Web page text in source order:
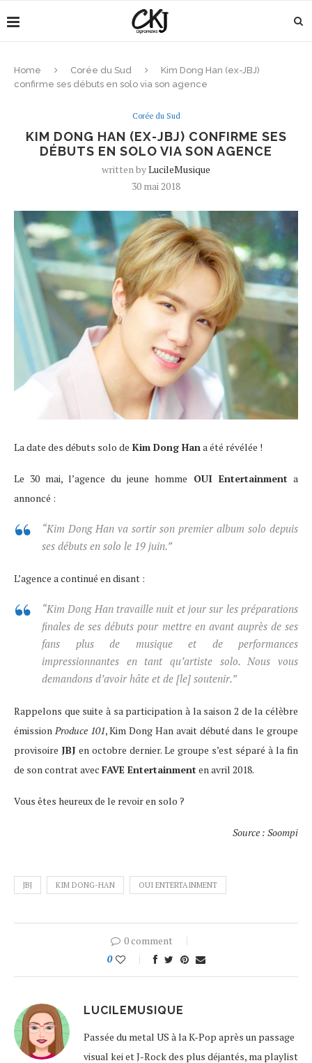
Home Corée du Sud
Kim Dong Han (ex-JBJ)
confirme ses débuts en solo via son agence
Corée du Sud
KIM DONG HAN (EX-JBJ) CONFIRME SES
DÉBUTS EN SOLO VIA SON AGENCE
written byLucileMusique
30 mai 2018
La date des débuts solo de Kim Dong Hana été révélée !
Le 30 mai, l’agence du jeune homme OUI Entertainment a
annoncé :
“Kim Dong Han va sortir son premier album solo depuis
ses débuts en solo le 19 juin.”
L’agence a continué en disant :
“Kim Dong Han travaille nuit et jour sur les préparations
finales de ses débuts pour mettre en avant auprès de ses
fans plus de musique et de performances
impressionnantes en tant qu’artiste solo. Nous vous
demandons d’avoir hâte et de [le] soutenir.”
Rappelons que suite à sa participation à la saison 2 de la célèbre
émission Produce 101, Kim Dong Han avait débuté dans le groupe
provisoire JBJ en octobre dernier. Le groupe s’est séparé à la fin
de son contrat avec FAVE Entertainment en avril 2018.
Vous êtes heureux de le revoir en solo ?
Source : Soompi
JBJ KIM DONG-HAN OUI ENTERTAINMENT
0 comment
0
LUCILEMUSIQUE
Passée du metal US à la K-Pop après un passage
visual kei et J-Rock des plus déjantés, ma playlist